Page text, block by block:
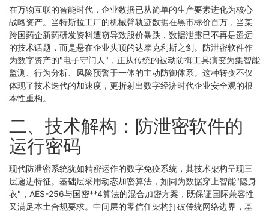
在万物互联的智能时代，企业数据已从简单的生产要素进化为核心
战略资产。当特斯拉工厂的机械臂轨迹数据在黑市标价百万，当某
跨国药企新药研发资料遭窃导致股价暴跌，数据泄露已不再是遥远
的技术话题，而是悬在企业头顶的达摩克利斯之剑。防泄密软件作
为数字资产的"电子守门人"，正从传统的被动防御工具演变为集智能
监测、行为分析、风险预警于一体的主动防御体系。这种转变不仅
体现了技术迭代的加速度，更折射出数字经济时代企业安全观的根
本性重构。
二、技术解构：防泄密软件的
运行密码
现代防泄密系统犹如精密运作的数字免疫系统，其技术架构呈现三
层递进特征。基础层采用动态加密算法，如同为数据穿上智能"隐身
衣"，AES-256与国密**4算法的混合加密方案，既保证国际兼容性
又满足本土合规要求。中间层的零信任架构打破传统网络边界，基